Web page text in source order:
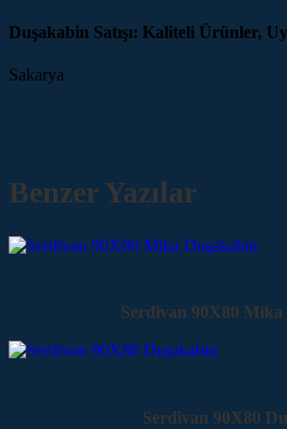
Duşakabin Satışı: Kaliteli Ürünler,
Sakarya
Benzer Yazılar
Serdivan 90X80 Mika
Serdivan 90X80